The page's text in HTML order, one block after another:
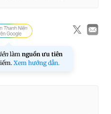
làm nguồn ưu tiên
Xem hướng dẫn.